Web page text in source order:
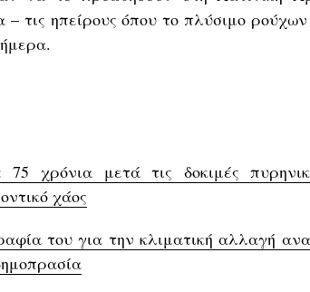
– τις ηπείρους όπου το πλύσιμο
75 χρόνια μετά τις δοκιμές
χάος
του για την κλιματική αλλαγή